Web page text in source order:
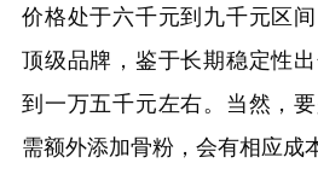
价格处于六千元到九千元区
顶级品牌，鉴于长期稳定性
到一万五千元左右。当然，
需额外添加骨粉，会有相应成